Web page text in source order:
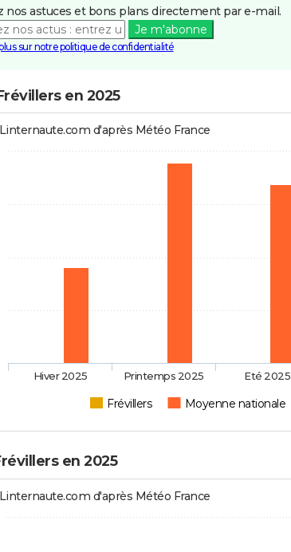
nos astuces et bons plans directement par e-mail.
Je m'abonne
sur notre politique de confidentialité
en 2025
d'après Météo France
Frévillers Moyenne nationale
Hiver 2025 Printemps 2025 Eté 2025
en 2025
d'après Météo France